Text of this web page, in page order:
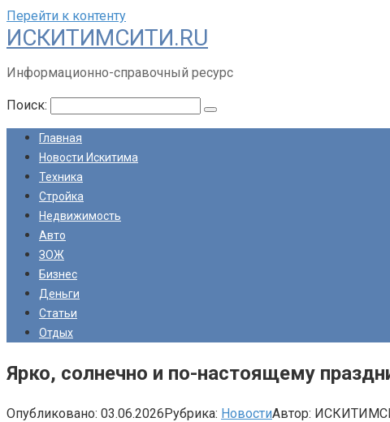
Перейти к контенту
ИСКИТИМСИТИ.RU
Информационно-справочный ресурс
Поиск:
Главная
Новости Искитима
Техника
Стройка
Недвижимость
Авто
ЗОЖ
Бизнес
Деньги
Статьи
Отдых
Ярко, солнечно и по-настоящему
Опубликовано: 03.06.2026Рубрика: НовостиАвтор: